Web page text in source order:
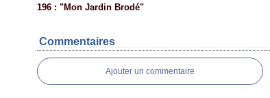
196 : "Mon Jardin Brodé"
Commentaires
Ajouter un commentaire